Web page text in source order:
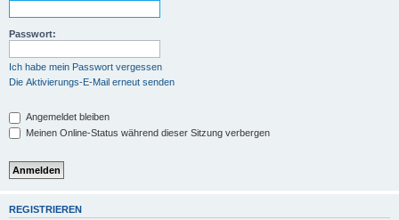
Passwort:
Ich habe mein Passwort vergessen
Die Aktivierungs-E-Mail erneut senden
Angemeldet bleiben
Meinen Online-Status während dieser Sitzung verbergen
REGISTRIEREN